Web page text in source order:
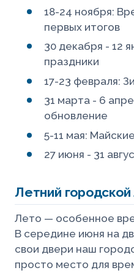
18-24 ноября:
первых итогов
30 декабря - 12
праздники
17-23 февраля:
31 марта - 6
обновление
5-11 мая:
27 июня - 31
Летний городской
Лето — особенное
В середине июня на
свои двери наш
просто место для